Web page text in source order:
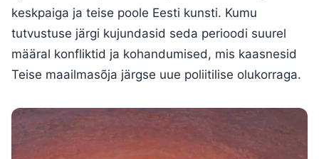
keskpaiga ja teise poole Eesti kunsti. Kumu
tutvustuse järgi kujundasid seda perioodi suurel
määral konfliktid ja kohandumised, mis kaasnesid
Teise maailmasõja järgse uue poliitilise olukorraga.